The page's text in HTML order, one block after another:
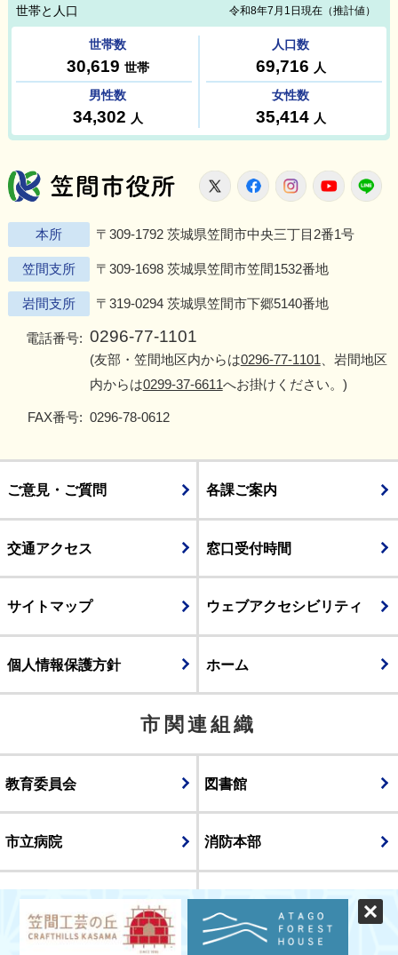
笠間市役所
X FacebookInstagram
本所 〒309-1792 茨城県笠間市中央三丁目2番1号
笠間支所 〒309-1698 茨城県笠間市笠間1532番地
岩間支所 〒319-0294 茨城県笠間市下郷5140番地
電話番号: 0296-77-1101
(友部・笠間地区内からは0296-77-1101、岩間地区
内からは0299-37-6611へお掛けください。)
FAX番号: 0296-78-0612
ご意見・ご質問 各課ご案内
交通アクセス 窓口受付時間
サイトマップ ウェブアクセシビリティ
個人情報保護方針 ホーム
市関連組織
教育委員会 図書館
市立病院 消防本部
議会